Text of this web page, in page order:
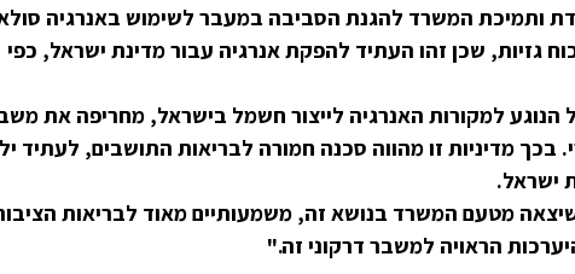
ותמיכת המשרד להגנת הסביבה במעבר לשימוש באנרגיה
גזיות, שכן זהו העתיד להפקת אנרגיה עבור מדינת ישראל, כפי
הנוגע למקורות האנרגיה לייצור חשמל בישראל, מחריפה את
בכך מדיניות זו מהווה סכנה חמורה לבריאות התושבים, לעתיד
ישראל.
מטעם המשרד בנושא זה, משמעותיים מאוד לבריאות
הראויה למשבר דרקוני זה."